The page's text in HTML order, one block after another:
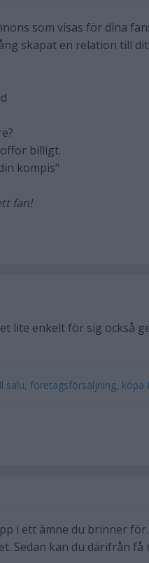
som visas för dina
skapat en relation till
billigt.
kompis"
fan!
lite enkelt för sig också
salu, företagsförsäljning, köpa
i ett ämne du brinner
Sedan kan du därifrån